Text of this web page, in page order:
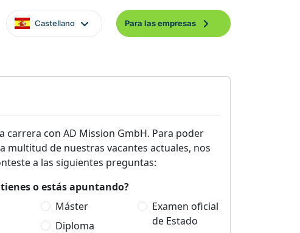
Castellano Para las empresas
carrera con AD Mission GmbH. Para poder
multitud de nuestras vacantes actuales, nos
a las siguientes preguntas:
o estás apuntando?
Máster
Diploma
Examen oficial
de Estado